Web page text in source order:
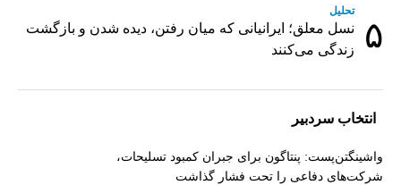
۵
تحلیل
نسل معلق؛ ایرانیانی که میان رفتن، دیده شدن و بازگشت
زندگی می‌کنند
انتخاب سردبیر
واشینگتن‌پست: پنتاگون برای جبران کمبود تسلیحات،
شرکت‌های دفاعی را تحت فشار گذاشت